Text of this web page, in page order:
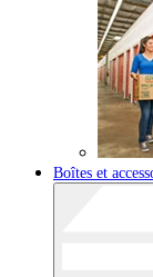
Boîtes et